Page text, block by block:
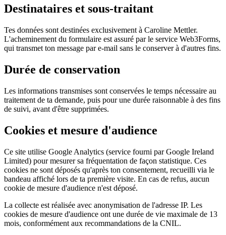
Destinataires et sous-traitant
Tes données sont destinées exclusivement à Caroline Mettler.
L'acheminement du formulaire est assuré par le service Web3Forms,
qui transmet ton message par e-mail sans le conserver à d'autres fins.
Durée de conservation
Les informations transmises sont conservées le temps nécessaire au
traitement de ta demande, puis pour une durée raisonnable à des fins
de suivi, avant d'être supprimées.
Cookies et mesure d'audience
Ce site utilise Google Analytics (service fourni par Google Ireland
Limited) pour mesurer sa fréquentation de façon statistique. Ces
cookies ne sont déposés qu'après ton consentement, recueilli via le
bandeau affiché lors de ta première visite. En cas de refus, aucun
cookie de mesure d'audience n'est déposé.
La collecte est réalisée avec anonymisation de l'adresse IP. Les
cookies de mesure d'audience ont une durée de vie maximale de 13
mois, conformément aux recommandations de la CNIL.